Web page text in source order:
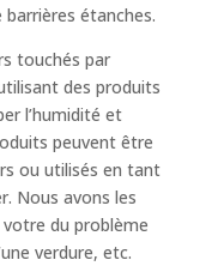
étanches.
touchés par
des produits
l’humidité et
peuvent être
ou utilisés en tant
Nous avons les
du problème
verdure, etc.